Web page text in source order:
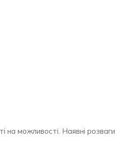
на можливості. Наявні